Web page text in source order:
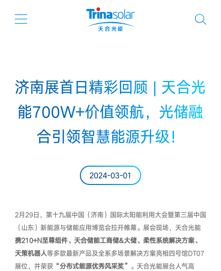
济南展首日精彩回顾 | 天合光
能700W+价值领航，光储融
合引领智慧能源升级！
2024-03-01
2月29日，第十九届中国（济南）国际太阳能利用大会暨第三届中国
（山东）新能源与储能应用博览会拉开帷幕。展会现场，天合光能
携210+N至尊组件、天合储能工商储&大储、柔性系统解决方案、
天策机器人等多款最新产品及全系多场景解决方案亮相四号馆DT07
展位，并荣获“分布式能源优秀风采奖” 。天合光能展台人气高